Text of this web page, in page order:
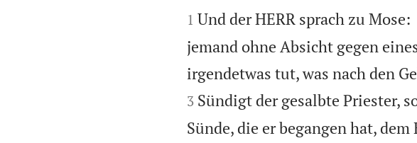


1 Und der HERR sprach zu Mose:
jemand ohne Absicht gegen
irgendetwas tut, was nach den
3 Sündigt der gesalbte Priester,
Sünde, die er begangen hat,